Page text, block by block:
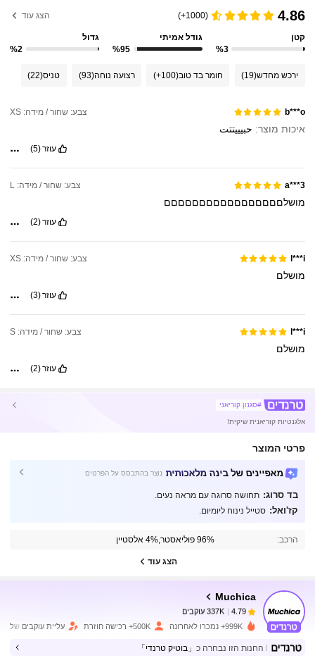
4.86
(1000+) הצג עוד
קטן
%3
גודל אמיתי
%95
גדול
%2
ירכש מחדש(19) חומר בד טוב(100+) רצועה נוחה(93) טניס(22)
b***o צבע: שחור / מידה: XS
איכות מוצר: حبيييتتت
עוזר(5)
a***3 צבע: שחור / מידה: L
מושלםםםםםםםםםםםםםםםםם
עוזר(2)
l***i צבע: שחור / מידה: XS
מושלם
עוזר(3)
l***i צבע: שחור / מידה: S
מושלם
עוזר(2)
#סגנון קוריאני
אלגנטיות קוריאנית שיקית!
פרטי המוצר
מאפיינים של בינה מלאכותית נוצר בהתבסס על הפרטים
בד סרוג: תחושה סרוגה עם מראה נעים.
קז'ואל: סטייל נינוח ליומיום.
הרכב: 96% פוליאסטר,4% אלסטיין
הצג עוד
Muchica
4.79 337K עוקבים
4.79
337K עוקבים
d***3 שילם לפני יום אחד
4.79 337K עוקבים
999K+ נמכרו לאחרונה 500K+ רכישה חוזרת עליית עוקבים של 10%
החנות הזו נבחרה כ 「בוטיק טרנדי」